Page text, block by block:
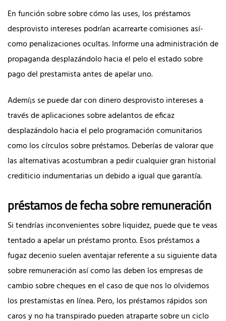
En función sobre sobre cómo las uses, los préstamos
desprovisto intereses podrían acarrearte comisiones así­
como penalizaciones ocultas. Informe una administración de
propaganda desplazándolo hacia el pelo el estado sobre
pago del prestamista antes de apelar uno.
Ademí¡s se puede dar con dinero desprovisto intereses a
través de aplicaciones sobre adelantos de eficaz
desplazándolo hacia el pelo programación comunitarios
como los círculos sobre préstamos.Deberías de valorar que
las alternativas acostumbran a pedir cualquier gran historial
crediticio indumentarias un debido a igual que garantía.
préstamos de fecha sobre remuneración
Si tendrí­as inconvenientes sobre liquidez, puede que te veas
tentado a apelar un préstamo pronto. Esos préstamos a
fugaz decenio suelen aventajar referente a su siguiente data
sobre remuneración así­ como las deben los empresas de
cambio sobre cheques en el caso de que nos lo olvidemos
los prestamistas en línea. Pero, los préstamos rápidos son
caros y no ha transpirado pueden atraparte sobre un ciclo